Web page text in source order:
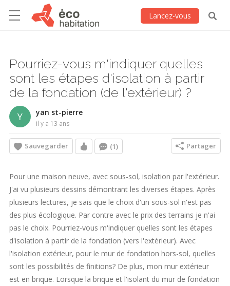
Lancez-vous
Pourriez-vous m'indiquer quelles
sont les étapes d'isolation à partir
de la fondation (de l'extérieur) ?
Y yan st-pierre
il y a 13 ans
Sauvegarder (1) Partager
Pour une maison neuve, avec sous-sol, isolation par l'extérieur.
J'ai vu plusieurs dessins démontrant les diverses étapes. Après
plusieurs lectures, je sais que le choix d'un sous-sol n'est pas
des plus écologique. Par contre avec le prix des terrains je n'ai
pas le choix. Pourriez-vous m'indiquer quelles sont les étapes
d'isolation à partir de la fondation (vers l'extérieur). Avec
l'isolation extérieur, pour le mur de fondation hors-sol, quelles
sont les possibilités de finitions? De plus, mon mur extérieur
est en brique. Lorsque la brique et l'isolant du mur de fondation